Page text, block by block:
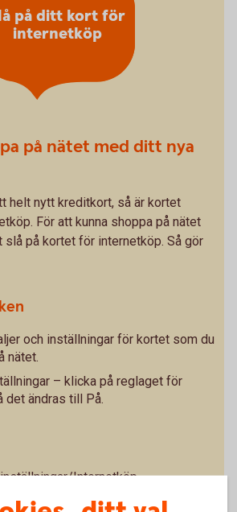
på ditt kort för
internetköp
på nätet med ditt nya
helt nytt kreditkort, så är kortet
För att kunna shoppa på nätet
slå på kortet för internetköp. Så gör
och inställningar för kortet som du
nätet.
– klicka på reglaget för
det ändras till På.
Internetköp.
för Internetköp så det ändras till